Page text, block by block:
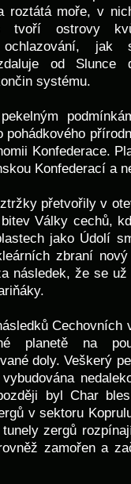
roztátá moře, v
tvoří ostrovy
ochlazování, jak
od Slunce
systému.
pohádkového
Konfederace.
Konfederací a
přetvořily v
Války cechů,
jako Údolí
zbraní
následek, že se
Cechovních
planetě na
doly. Veškerý
byl Char
v sektoru
zergů
zamořen a